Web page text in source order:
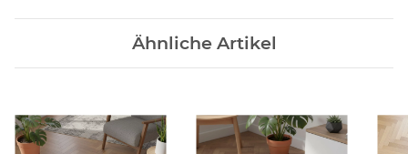
Ähnliche Artikel